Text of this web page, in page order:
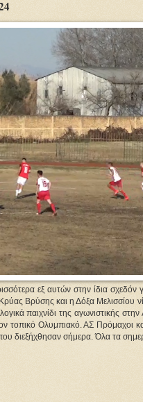
εξ αυτών στην ίδια σχεδόν
Βρύσης και η Δόξα Μελισσίου
παιχνίδι της αγωνιστικής στην
τοπικό Ολυμπιακό. ΑΣ Πρόμαχοι
διεξήχθησαν σήμερα. Όλα τα